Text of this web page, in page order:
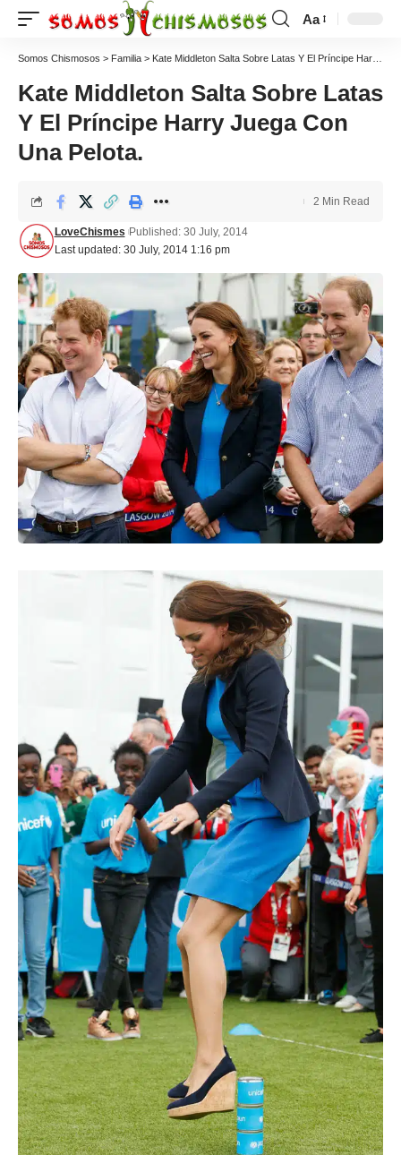
Aa
Somos Chismosos > Familia > Kate Middleton Salta Sobre Latas Y El Príncipe Harry Juega Con Una Pelota.
Kate Middleton Salta Sobre Latas
Y El Príncipe Harry Juega Con
Una Pelota.
Last updated: 30 July, 2014 1:16 pm
LoveChismes Published: 30 July, 2014
2 Min Read